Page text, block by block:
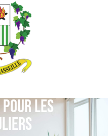
LES